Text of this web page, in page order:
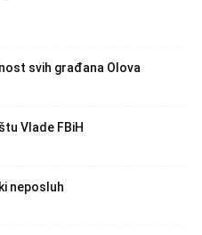
svih građana Olova
Vlade FBiH
neposluh